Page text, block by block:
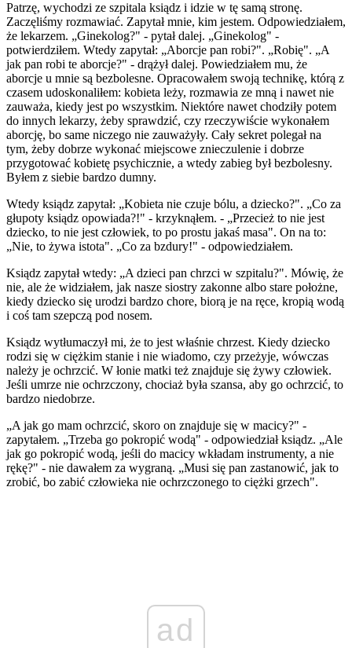
Patrzę, wychodzi ze szpitala ksiądz i idzie w tę samą stronę.
Zaczęliśmy rozmawiać. Zapytał mnie, kim jestem. Odpowiedziałem,
że lekarzem. „Ginekolog?" - pytał dalej. „Ginekolog" -
potwierdziłem. Wtedy zapytał: „Aborcje pan robi?". „Robię". „A
jak pan robi te aborcje?" - drążył dalej. Powiedziałem mu, że
aborcje u mnie są bezbolesne. Opracowałem swoją technikę, którą z
czasem udoskonaliłem: kobieta leży, rozmawia ze mną i nawet nie
zauważa, kiedy jest po wszystkim. Niektóre nawet chodziły potem
do innych lekarzy, żeby sprawdzić, czy rzeczywiście wykonałem
aborcję, bo same niczego nie zauważyły. Cały sekret polegał na
tym, żeby dobrze wykonać miejscowe znieczulenie i dobrze
przygotować kobietę psychicznie, a wtedy zabieg był bezbolesny.
Byłem z siebie bardzo dumny.
Wtedy ksiądz zapytał: „Kobieta nie czuje bólu, a dziecko?". „Co za
głupoty ksiądz opowiada?!" - krzyknąłem. - „Przecież to nie jest
dziecko, to nie jest człowiek, to po prostu jakaś masa". On na to:
„Nie, to żywa istota". „Co za bzdury!" - odpowiedziałem.
Ksiądz zapytał wtedy: „A dzieci pan chrzci w szpitalu?". Mówię, że
nie, ale że widziałem, jak nasze siostry zakonne albo stare położne,
kiedy dziecko się urodzi bardzo chore, biorą je na ręce, kropią wodą
i coś tam szepczą pod nosem.
Ksiądz wytłumaczył mi, że to jest właśnie chrzest. Kiedy dziecko
rodzi się w ciężkim stanie i nie wiadomo, czy przeżyje, wówczas
należy je ochrzcić. W łonie matki też znajduje się żywy człowiek.
Jeśli umrze nie ochrzczony, chociaż była szansa, aby go ochrzcić, to
bardzo niedobrze.
„A jak go mam ochrzcić, skoro on znajduje się w macicy?" -
zapytałem. „Trzeba go pokropić wodą" - odpowiedział ksiądz. „Ale
jak go pokropić wodą, jeśli do macicy wkładam instrumenty, a nie
rękę?" - nie dawałem za wygraną. „Musi się pan zastanowić, jak to
zrobić, bo zabić człowieka nie ochrzczonego to ciężki grzech".
ad